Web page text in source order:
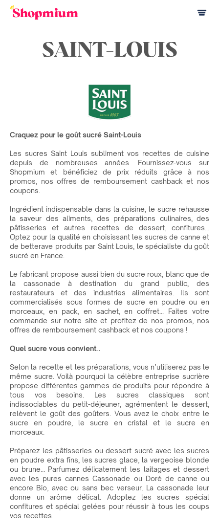
SAINT-LOUIS
Craquez pour le goût sucré Saint-Louis
Les sucres Saint Louis subliment vos recettes de cuisine
depuis de nombreuses années. Fournissez-vous sur
Shopmium et bénéficiez de prix réduits grâce à nos
promos, nos offres de remboursement cashback et nos
coupons.
Ingrédient indispensable dans la cuisine, le sucre rehausse
la saveur des aliments, des préparations culinaires, des
pâtisseries et autres recettes de dessert, confitures...
Optez pour la qualité en choisissant les sucres de canne et
de betterave produits par Saint Louis, le spécialiste du goût
sucré en France.
Le fabricant propose aussi bien du sucre roux, blanc que de
la cassonade à destination du grand public, des
restaurateurs et des industries alimentaires. Ils sont
commercialisés sous formes de sucre en poudre ou en
morceaux, en pack, en sachet, en coffret... Faites votre
commande sur notre site et profitez de nos promos, nos
offres de remboursement cashback et nos coupons !
Quel sucre vous convient…
Selon la recette et les préparations, vous n’utiliserez pas le
même sucre. Voilà pourquoi la célèbre entreprise sucrière
propose différentes gammes de produits pour répondre à
tous vos besoins. Les sucres classiques sont
indissociables du petit-déjeuner, agrémentent le dessert,
relèvent le goût des goûters. Vous avez le choix entre le
sucre en poudre, le sucre en cristal et le sucre en
morceaux.
Préparez les pâtisseries ou dessert sucré avec les sucres
en poudre extra fins, les sucres glace, la vergeoise blonde
ou brune… Parfumez délicatement les laitages et dessert
avec les pures cannes Cassonade ou Doré de canne ou
encore Bio, avec ou sans bec verseur. La cassonade leur
donne un arôme délicat. Adoptez les sucres spécial
confitures et spécial gelées pour réussir à tous les coups
vos recettes.